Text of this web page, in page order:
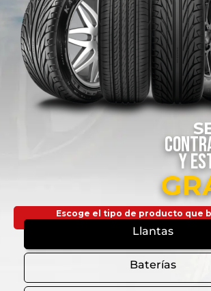
Y
Escoge el tipo de producto que
Llantas
Baterías